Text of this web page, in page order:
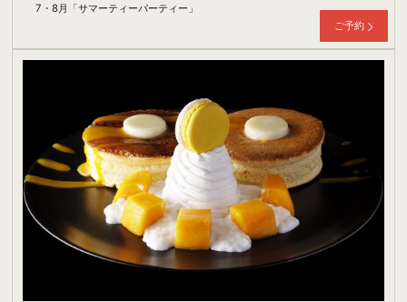
7・8月「サマーティーパーティー」
ご予約